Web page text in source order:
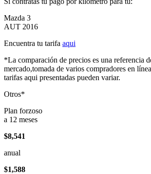
Mazda 3
AUT 2016
Encuentra tu tarifa aqui
*La comparación de precios es una referencia
mercado,tomada de varios compradores en
tarifas aqui presentadas pueden variar.
Otros*
Plan forzoso
a 12 meses
$8,541
anual
$1,588